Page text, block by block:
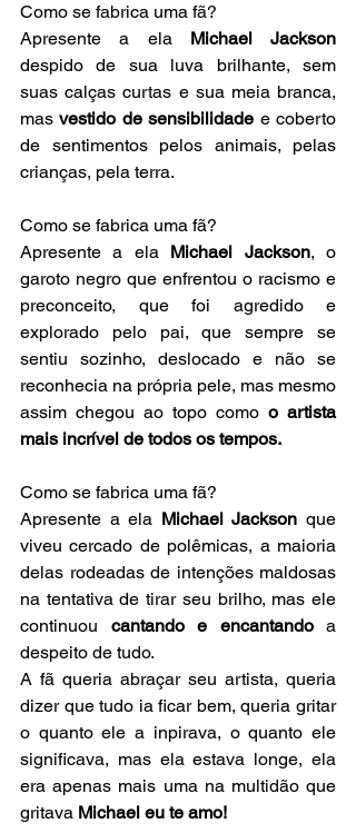
Como se fabrica uma fã?
Apresente a ela Michael Jackson
despido de sua luva brilhante, sem
suas calças curtas e sua meia branca,
mas vestido de sensibilidade e coberto
de sentimentos pelos animais, pelas
crianças, pela terra.
Como se fabrica uma fã?
Apresente a ela Michael Jackson, o
garoto negro que enfrentou o racismo e
preconceito, que foi agredido e
explorado pelo pai, que sempre se
sentiu sozinho, deslocado e não se
reconhecia na própria pele, mas mesmo
assim chegou ao topo como o artista
mais incrível de todos os tempos.
Como se fabrica uma fã?
Apresente a ela Michael Jackson que
viveu cercado de polêmicas, a maioria
delas rodeadas de intenções maldosas
na tentativa de tirar seu brilho, mas ele
continuou cantando e encantando a
despeito de tudo.
A fã queria abraçar seu artista, queria
dizer que tudo ia ficar bem, queria gritar
o quanto ele a inpirava, o quanto ele
significava, mas ela estava longe, ela
era apenas mais uma na multidão que
gritava Michael eu te amo!